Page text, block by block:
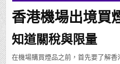
香港機場出境買
知道關稅與限量
在機場購買煙品之前，首先要了解